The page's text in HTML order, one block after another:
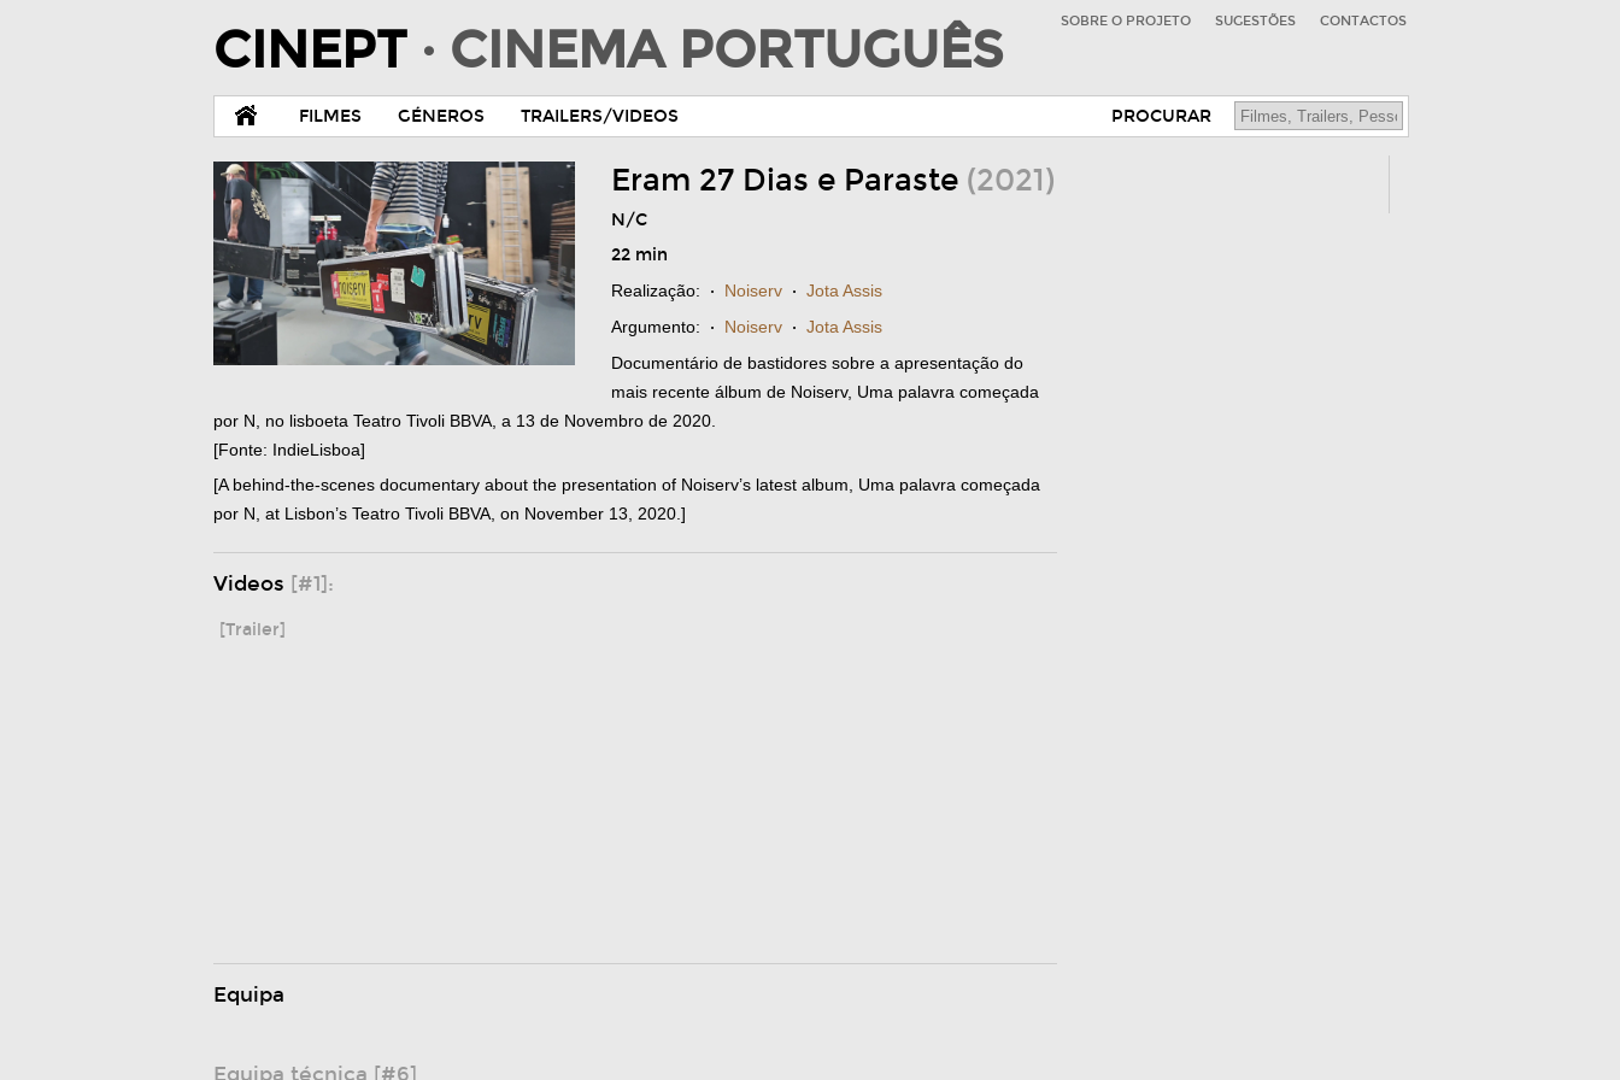
CINEPT · CINEMA PORTUGUÊS SOBRE O PROJETO SUGESTÕES CONTACTOS
FILMES GÉNEROS TRAILERS/VIDEOS PROCURAR
Eram 27 Dias e Paraste (2021)
N/C
22 min
Realização: · Noiserv · Jota Assis
Argumento: · Noiserv · Jota Assis
Documentário de bastidores sobre a apresentação do
mais recente álbum de Noiserv, Uma palavra começada
por N, no lisboeta Teatro Tivoli BBVA, a 13 de Novembro de 2020.
[Fonte: IndieLisboa]
[A behind-the-scenes documentary about the presentation of Noiserv’s latest album, Uma palavra começada
por N, at Lisbon’s Teatro Tivoli BBVA, on November 13, 2020.]
Videos [#1]:
[Trailer]
Equipa
Equipa técnica [#6]